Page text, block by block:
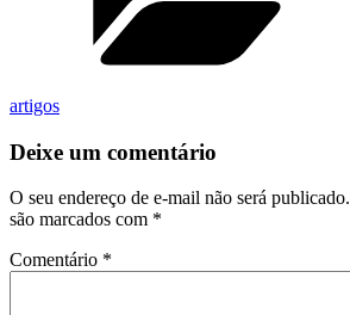
artigos
Deixe um comentário
O seu endereço de e-mail não será publicado.
são marcados com *
Comentário *